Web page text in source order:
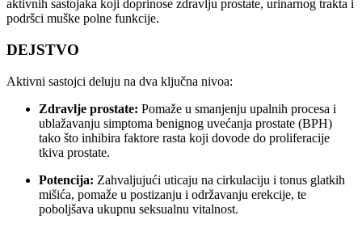
aktivnih sastojaka koji doprinose zdravlju prostate, urinarnog trakta i
podršci muške polne funkcije.
DEJSTVO
Aktivni sastojci deluju na dva ključna nivoa:
Zdravlje prostate: Pomaže u smanjenju upalnih procesa i
ublažavanju simptoma benignog uvećanja prostate (BPH)
tako što inhibira faktore rasta koji dovode do proliferacije
tkiva prostate.
Potencija: Zahvaljujući uticaju na cirkulaciju i tonus glatkih
mišića, pomaže u postizanju i održavanju erekcije, te
poboljšava ukupnu seksualnu vitalnost.